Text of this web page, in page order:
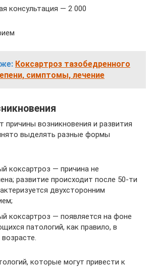
консультация — 2 000
Коксартроз тазобедренного
симптомы, лечение
причины возникновения и развития
выделять разные формы
коксартроз — причина не
развитие происходит после 50-ти
двухсторонним
коксартроз — появляется на фоне
патологий, как правило, в
которые могут привести к